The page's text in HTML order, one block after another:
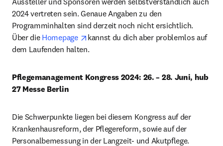
2024 vertreten sein. Genaue Angaben zu den
Programminhalten sind derzeit noch nicht ersichtlich.
Über die Homepage opens in new tab/window
kannst du dich aber problemlos auf
dem Laufenden halten.
Pflegemanagement Kongress 2024: 26. – 28. Juni, hub
27 Messe Berlin
Die Schwerpunkte liegen bei diesem Kongress auf der
Krankenhausreform, der Pflegereform, sowie auf der
Personalbemessung in der Langzeit- und Akutpflege.